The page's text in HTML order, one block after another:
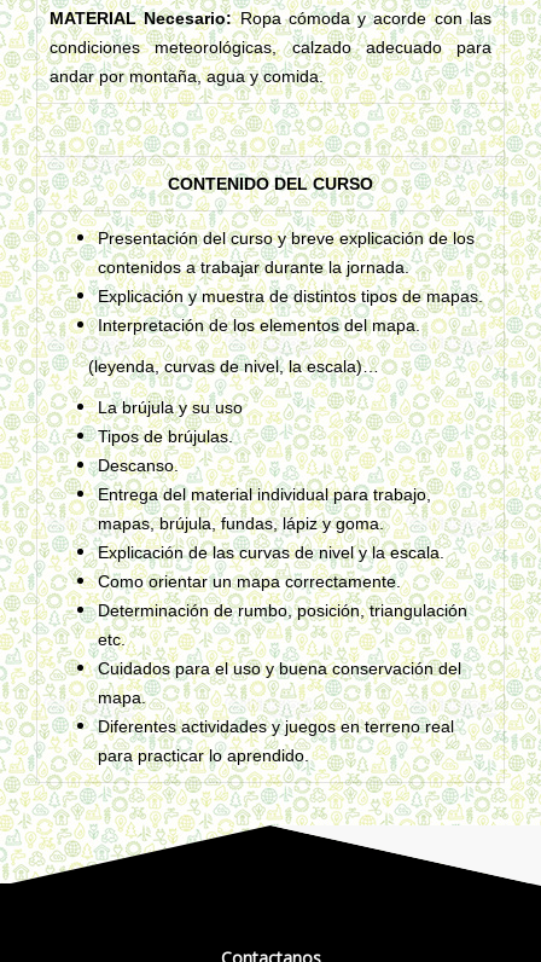
MATERIAL Necesario:Ropa cómoda y acorde con las
condiciones meteorológicas, calzado adecuado para
andar por montaña, agua y comida.
CONTENIDO DEL CURSO
Presentación del curso y breve explicación de los
contenidos a trabajar durante la jornada.
Explicación y muestra de distintos tipos de mapas.
Interpretación de los elementos del mapa.
(leyenda, curvas de nivel, la escala)…
La brújula y su uso
Tipos de brújulas.
Descanso.
Entrega del material individual para trabajo,
mapas, brújula, fundas, lápiz y goma.
Explicación de las curvas de nivel y la escala.
Como orientar un mapa correctamente.
Determinación de rumbo, posición, triangulación
etc.
Cuidados para el uso y buena conservación del
mapa.
Diferentes actividades y juegos en terreno real
para practicar lo aprendido.